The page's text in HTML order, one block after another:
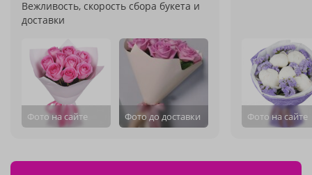
Вежливость, скорость сбора букета и
доставки
Фото на сайте Фото до доставки Фото на сайте